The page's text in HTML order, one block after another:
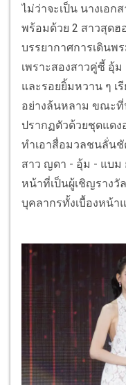
ไม่ว่าจะเป็น นางเอกส
พร้อมด้วย 2 สาวสุดฮ
บรรยากาศการเดินพ
เพราะสองสาวคู่ซี้ อุ้
และรอยยิ้มหวาน ๆ เ
อย่างล้นหลาม ขณะที่
ปรากฏตัวด้วยชุดแดง
ทำเอาสื่อมวลชนลั่นชั
สาว ญดา - อุ้ม - แบม
หน้าที่เป็นผู้เชิญรางวั
บุคลากรทั้งเบื้องหน้า